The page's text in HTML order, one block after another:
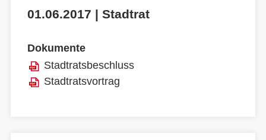
01.06.2017 | Stadtrat
Dokumente
Stadtratsbeschluss
Stadtratsvortrag